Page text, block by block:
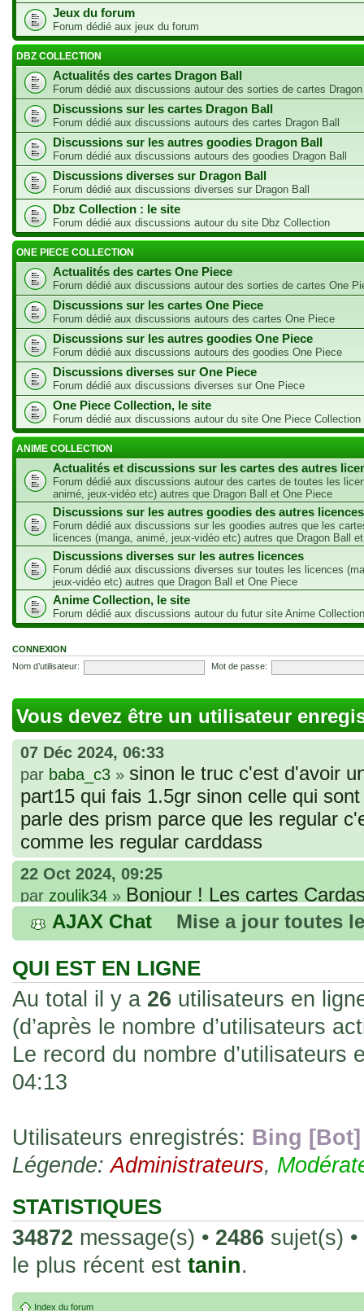
Jeux du forum
Forum dédié aux jeux du forum
DBZ COLLECTION
Actualités des cartes Dragon Ball
Forum dédié aux discussions autour des sorties de cartes
Discussions sur les cartes Dragon Ball
Forum dédié aux discussions autours des cartes Dragon Ball
Discussions sur les autres goodies Dragon Ball
Forum dédié aux discussions autours des goodies Dragon Ball
Discussions diverses sur Dragon Ball
Forum dédié aux discussions diverses sur Dragon Ball
Dbz Collection : le site
Forum dédié aux discussions autour du site Dbz Collection
ONE PIECE COLLECTION
Actualités des cartes One Piece
Forum dédié aux discussions autour des sorties de cartes One
Discussions sur les cartes One Piece
Forum dédié aux discussions autours des cartes One Piece
Discussions sur les autres goodies One Piece
Forum dédié aux discussions autours des goodies One Piece
Discussions diverses sur One Piece
Forum dédié aux discussions diverses sur One Piece
One Piece Collection, le site
Forum dédié aux discussions autour du site One Piece Collection
ANIME COLLECTION
Actualités et discussions sur les cartes des autres
Forum dédié aux discussions autour des cartes de toutes les
animé, jeux-vidéo etc) autres que Dragon Ball et One Piece
Discussions sur les autres goodies des autres licences
Forum dédié aux discussions sur les goodies autres que les
licences (manga, animé, jeux-vidéo etc) autres que Dragon Ball
Discussions diverses sur les autres licences
Forum dédié aux discussions diverses sur toutes les licences
jeux-vidéo etc) autres que Dragon Ball et One Piece
Anime Collection, le site
Forum dédié aux discussions autour du futur site Anime Collection
CONNEXION
Nom d’utilisateur:
Mot de passe:
Vous devez être un utilisateur
07 Déc 2024, 06:33
par baba_c3 » sinon le truc c'est d'avoir
part15 qui fais 1.5gr sinon celle qui
parle des prism parce que les regular
comme les regular carddass
22 Oct 2024, 09:25
par zoulik34 » Bonjour ! Les cartes
que vous avez commandées, sont
fines et souples. Cela fait partie de
les rend faciles à manipuler et à
sur l'authenticité ou la qualité de votre
avec d'autres cartes de la même série
collectionneurs. Mais en règle
fait normal pour ce type de carte.
26 Déc 2023, 13:46
acheter une réédition de cette Hondan ?
02 Juin 2023, 14:17
par
Bonjour j'ai commandé
20 , je trouve la carte vraiment très
collection les carte sont censées être
24 Oct 2022, 13:37
par
de Lucy de Cyberpunk : Edgerunners.
AJAX Chat Mise a jour toutes
QUI EST EN LIGNE
Au total il y a 26 utilisateurs en
(d’après le nombre d’utilisateurs
Le record du nombre d’utilisateurs
04:13
Utilisateurs enregistrés: Bing [Bot]
Légende:Administrateurs,
STATISTIQUES
34872 message(s) • 2486 sujet(s) •
le plus récent est tanin.
Index du forum